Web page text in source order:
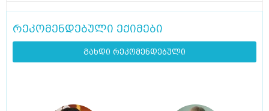
რეკომენდებული ექიმები
გახდი რეკომენდებული